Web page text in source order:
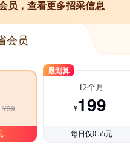
员，查看更多招采信息
会员
¥39
最划算
12个月
¥199
每日仅0.55元